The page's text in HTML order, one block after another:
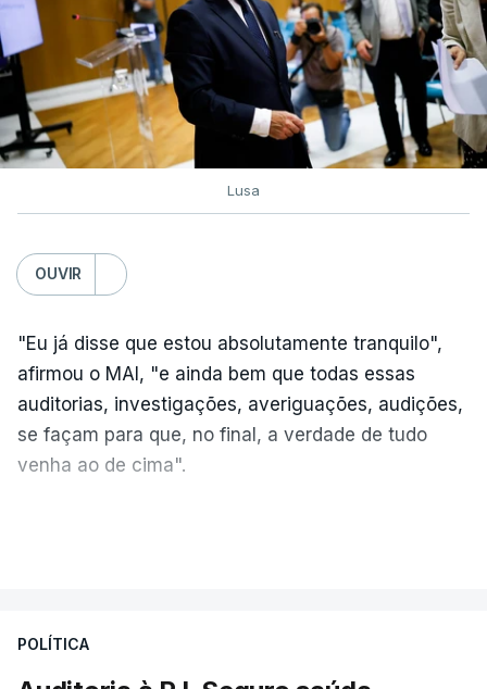
Lusa
OUVIR
"Eu já disse que estou absolutamente tranquilo",
afirmou o MAI, "e ainda bem que todas essas
auditorias, investigações, averiguações, audições,
se façam para que, no final, a verdade de tudo
venha ao de cima".
"Estou desejoso, se necessário for, de colaborar e
POLÍTICA